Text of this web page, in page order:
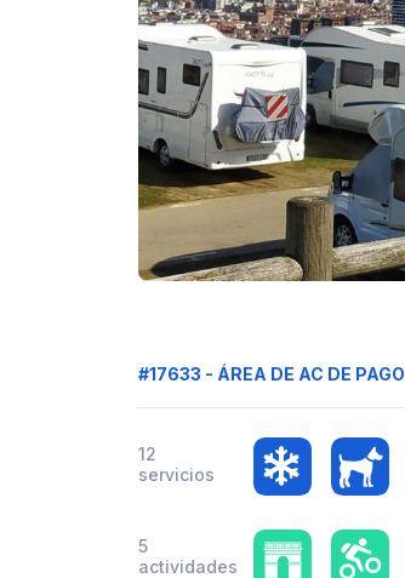
#17633 - ÁREA DE AC DE PAGO
12
servicios
5
actividades